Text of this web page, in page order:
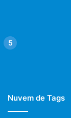
Nuvem de Tags